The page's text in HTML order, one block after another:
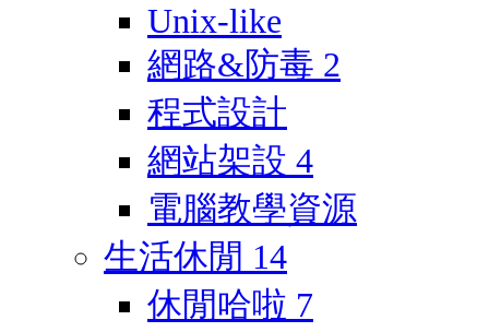
Unix-like
網路&防毒 2
程式設計
網站架設 4
電腦教學資源
生活休閒 14
休閒哈啦 7